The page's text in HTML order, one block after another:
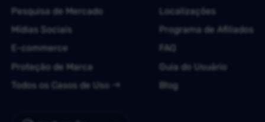
Pesquisa de Mercado
Mídias Sociais
E-commerce
Proteção de Marca
Todos os Casos de Uso
Localizações
Programa de Afiliados
FAQ
Guia do Usuário
Blog